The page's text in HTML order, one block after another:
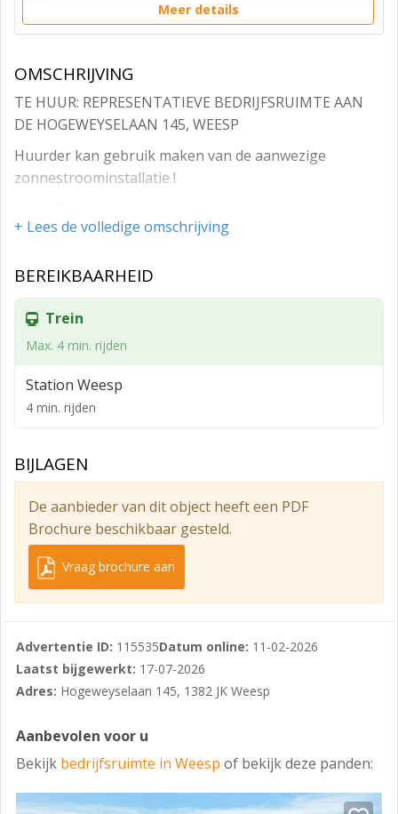
Meer details
OMSCHRIJVING
TE HUUR: REPRESENTATIEVE BEDRIJFSRUIMTE AAN
DE HOGEWEYSELAAN 145, WEESP
Huurder kan gebruik maken van de aanwezige
zonnestroominstallatie !
Op een strategische locatie in Weesp bieden wij deze
aan de Hogeweyselaan 145. Deze magazijnruimtes
zijn direct toegankelijk via de achtergelegen
Keurstraat, waar een royaal buitenterrein aanwezig is.
WEESP – NU ONDERDEEL VAN AMSTERDAM
Sinds maart 2022 maakt Weesp officieel deel uit van de
ondernemers, zoals verbeterde infrastructuur en een
gunstig vestigingsklimaat.
BESTEMMING
Conform het geldende bestemmingsplan betreft de
bestemming 'Bedrijventerrein I'. Dit houdt in dat de
ruimte geschikt is voor:
• Perifere detailhandel (vanaf 500 m²)
• Grootschalige detailhandel (vanaf 1.500 m²)
uiteenlopende bedrijfsactiviteiten.
LIGGING & BEREIKBAARHEID
De bedrijfsruimtes bevinden zich aan een doorgaande
+ Lees de volledige omschrijving
BEREIKBAARHEID
Trein
Max. 4 min. rijden
Station Weesp
4 min. rijden
BIJLAGEN
De aanbieder van dit object heeft een PDF
Brochure beschikbaar gesteld.
Vraag brochure aan
Advertentie ID: 115535Datum online: 11-02-2026
Laatst bijgewerkt: 17-07-2026
Adres: Hogeweyselaan 145, 1382 JK Weesp
Aanbevolen voor u
Bekijk bedrijfsruimte in Weesp of bekijk deze panden: